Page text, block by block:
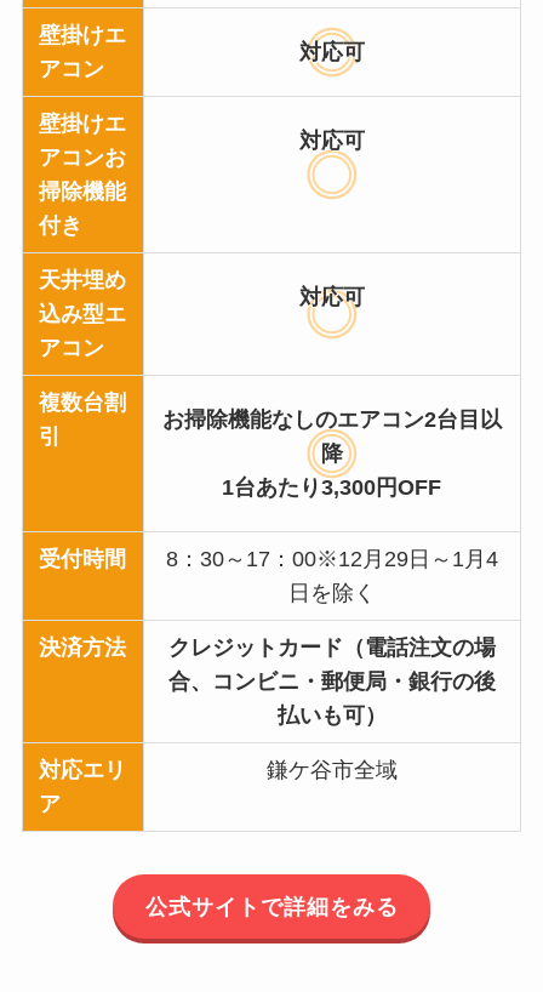
壁掛けエ
アコン
対応可
壁掛けエ
アコンお
掃除機能
付き
対応可
天井埋め
込み型エ
アコン
対応可
複数台割
引
お掃除機能なしのエアコン2台目以
降
1台あたり3,300円OFF
受付時間
8：30～17：00※12月29日～1月4
日を除く
決済方法
クレジットカード（電話注文の場
合、コンビニ・郵便局・銀行の後
払いも可）
対応エリ
ア
鎌ケ谷市全域
公式サイトで詳細をみる